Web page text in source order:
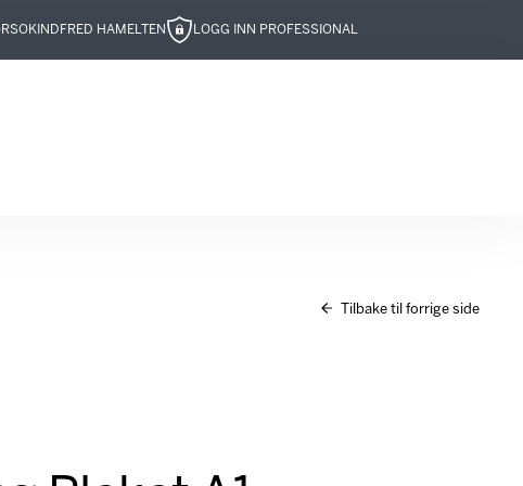
SOKIND FRED HAMELTEN LOGG INN PROFESSIONAL
Tilbake til forrige side